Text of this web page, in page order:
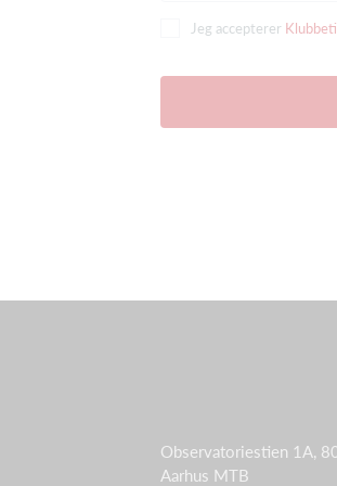
Jeg accepterer
Observatoriestien 1A,
Aarhus MTB